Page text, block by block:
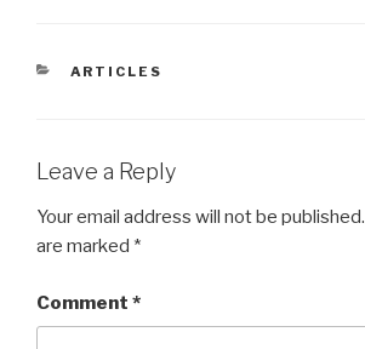
CATEGORIES
ARTICLES
Leave a Reply
Your email address will not be published.
are marked *
Comment *